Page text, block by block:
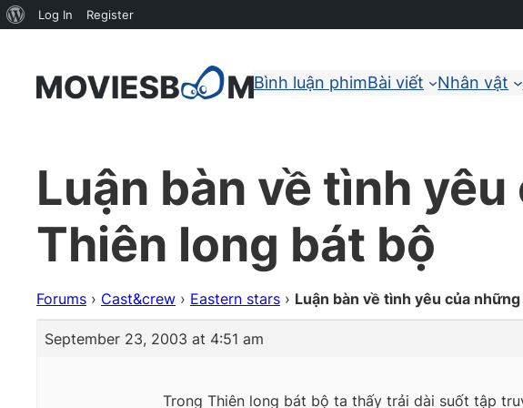
Bình luận phimBài viết Nhân vật
Luận bàn về tình
Thiên long bát bộ
Forums › Cast&crew › Eastern stars › Luận bàn về tình yêu của
September 23, 2003 at 4:51 am
Trong Thiên long bát bộ ta thấy trải dài suốt tập
About
Log In Register